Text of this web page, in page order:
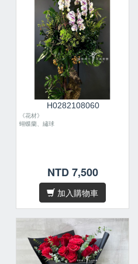
/卡片內容字數五十字內，請
下單後在備註欄位填寫
H0282108060
《花材》
蝴蝶蘭、繡球
NTD 7,500
加入購物車